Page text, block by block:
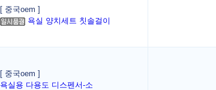
[ 중국oem ]
욕실 양치세트 칫솔걸이
[ 중국oem ]
욕실용 다용도 디스펜서-소